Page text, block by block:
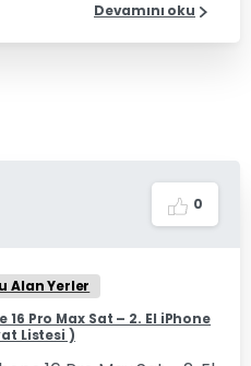
Devamını oku
0
Alan Yerler
Pro Max Sat – 2. El iPhone
Listesi )